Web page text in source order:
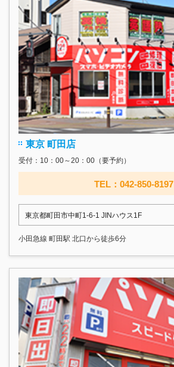
東京 町田店
受付：10：00～20：00（要予約）
TEL：042-850-8197
東京都町田市中町1-6-1 JINハウス1F
小田急線 町田駅 北口から徒歩6分